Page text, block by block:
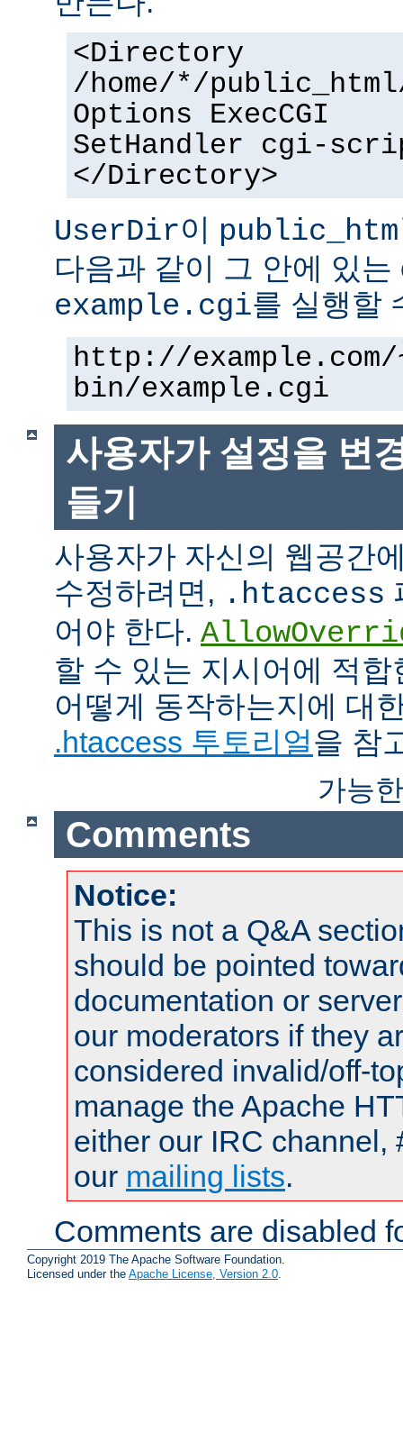
<Directory
/home/*/
Options ExecCGI
SetHandler cgi-
</Directory>
UserDir이
다음과 같이 그 안에 있
example.cgi를 실행할
http://
bin/example.cgi
사용자가 설정을 변
들기
사용자가 자신의 웹공간
수정하려면, .htaccess
어야 한다.
할 수 있는 지시어에 적
어떻게 동작하는지에 대
.htaccess 투토리얼을 참
가능
Comments
Notice:
This is not a Q&A
should be pointed
documentation or
our moderators if they
considered invalid/off-
manage the Apache
either our IRC channel,
our mailing lists.
Comments are disabled
Copyright 2019 The Apache Software Foundation.
Licensed under the Apache License, Version 2.0.